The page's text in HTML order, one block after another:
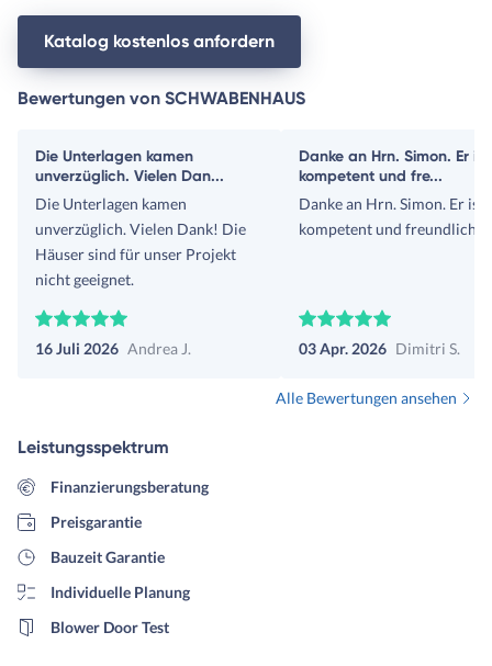
Katalog kostenlos anfordern
Bewertungen von SCHWABENHAUS
Die Unterlagen kamen
unverzüglich. Vielen Dan...
Die Unterlagen kamen
unverzüglich. Vielen Dank! Die
Häuser sind für unser Projekt
nicht geeignet.
16 Juli 2026 Andrea J.
Danke an Hrn. Simon. Er ist
kompetent und fre...
Danke an Hrn. Simon. Er ist
kompetent und freundlich!
03 Apr. 2026 Dimitri S.
Alle Bewertungen ansehen
Leistungsspektrum
Finanzierungsberatung
Preisgarantie
Bauzeit Garantie
Individuelle Planung
Blower Door Test